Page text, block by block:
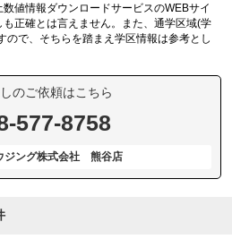
値情報ダウンロードサービスのWEBサイ
正確とは言えません。また、通学区域(学
ので、そちらを踏まえ学区情報は参考とし
のご依頼はこちら
577-8758
ジング株式会社 熊谷店